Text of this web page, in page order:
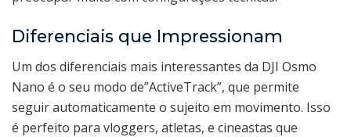
Diferenciais que Impressionam
Um dos diferenciais mais interessantes da DJI Osmo
Nano é o seu modo de”ActiveTrack”, que permite
seguir automaticamente o sujeito em movimento. Isso
é perfeito para vloggers, atletas, e cineastas que